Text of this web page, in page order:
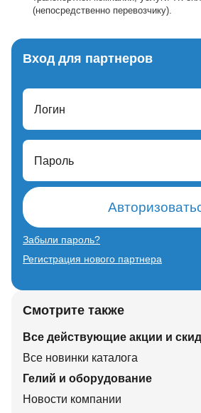
(непосредственно перевозчику).
Вход для партнеров
Логин
Пароль
Забыли пароль?
Регистрация нового партнера
Смотрите также
Все действующие акции и
Все новинки каталога
Гелий и оборудование
Новости компании